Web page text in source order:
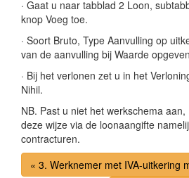
· Gaat u naar tabblad 2 Loon,
knop Voeg toe.
· Soort Bruto, Type Aanvulling op
van de aanvulling bij Waarde
· Bij het verlonen zet u in het
Nihil.
NB. Past u niet het werkschema
deze wijze via de loonaangifte
contracturen.
« 3. Werknemer met IVA-uitkering